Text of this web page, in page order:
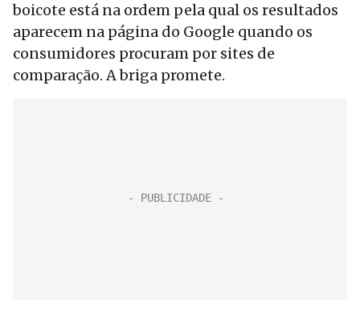
boicote está na ordem pela qual os resultados
aparecem na página do Google quando os
consumidores procuram por sites de
comparação. A briga promete.